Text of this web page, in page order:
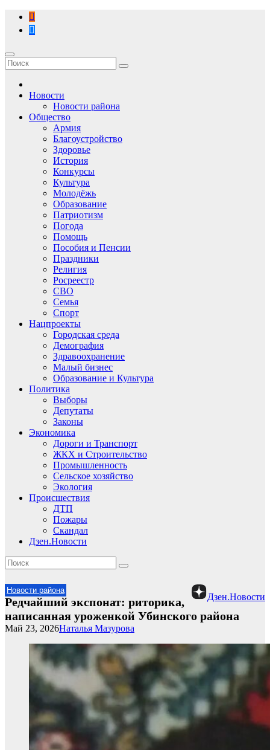
Перейти
содержимому
Новости
Новости района
Общество
Армия
Благоустройство
Здоровье
История
Конкурсы
Культура
Молодёжь
Образование
Патриотизм
Погода
Помощь
Пособия и Пенсии
Праздники
Религия
Росреестр
СВО
Семья
Спорт
Нацпроекты
Городская среда
Демография
Здравоохранение
Малый бизнес
Образование и Культура
Политика
Выборы
Депутаты
Законы
Экономика
Дороги и Транспорт
ЖКХ и Строительство
Промышленность
Сельское хозяйство
Экология
Происшествия
ДТП
Пожары
Скандал
Дзен.Новости
Новости района
Дзен.Новости
Редчайший экспонат: риторика,
написанная уроженкой Убинского района
Наталья Мазурова
Май 23, 2026